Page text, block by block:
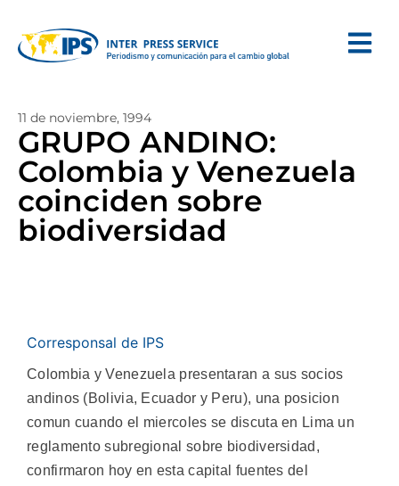
11 de noviembre, 1994
GRUPO ANDINO:
Colombia y Venezuela
coinciden sobre
biodiversidad
Corresponsal de IPS
Colombia y Venezuela presentaran a sus socios
andinos (Bolivia, Ecuador y Peru), una posicion
comun cuando el miercoles se discuta en Lima un
reglamento subregional sobre biodiversidad,
confirmaron hoy en esta capital fuentes del